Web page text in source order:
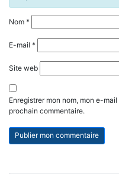
Nom *
E-mail *
Site web
Enregistrer mon nom, mon e-
prochain commentaire.